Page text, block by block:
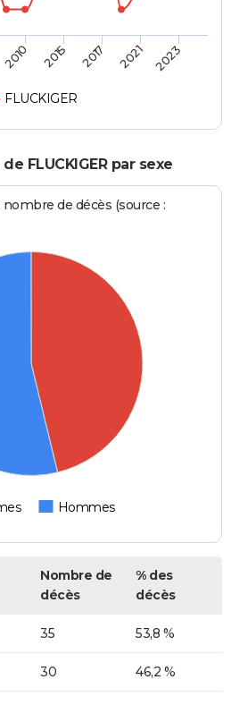
FLUCKIGER
2010 2015 2017 2021 2023
FLUCKIGER par sexe
de décès (source :
Hommes
Nombre de
décès
% des
décès
35 53,8 %
30 46,2 %